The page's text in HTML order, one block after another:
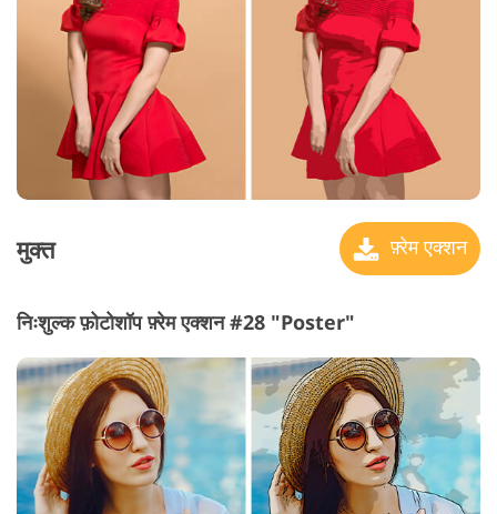
मुक्त फ़्रेम एक्शन
निःशुल्क फ़ोटोशॉप फ़्रेम एक्शन #28 "Poster"